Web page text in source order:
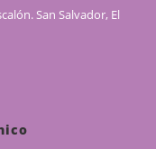
San Salvador, El